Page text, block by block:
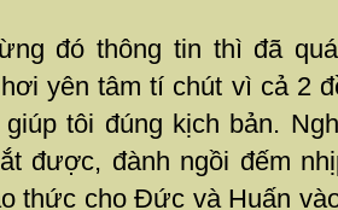
đó thông tin thì đã
yên tâm tí chút vì cả 2
tôi đúng kịch bản.
được, đành ngồi đếm
thức cho Đức và Huấn